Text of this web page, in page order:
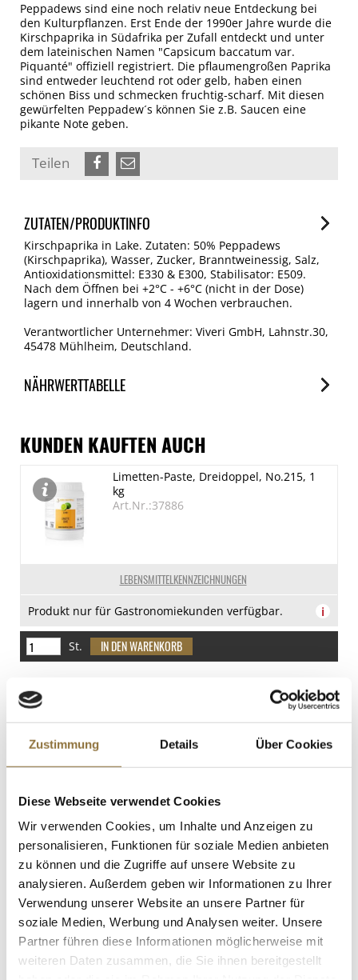
Zustimmung Details Über Cookies
Diese Webseite verwendet Cookies
Wir verwenden Cookies, um Inhalte und Anzeigen zu
personalisieren, Funktionen für soziale Medien anbieten
zu können und die Zugriffe auf unsere Website zu
analysieren. Außerdem geben wir Informationen zu Ihrer
Verwendung unserer Website an unsere Partner für
soziale Medien, Werbung und Analysen weiter. Unsere
Partner führen diese Informationen möglicherweise mit
weiteren Daten zusammen, die Sie ihnen bereitgestellt
Peppadews sind eine noch relativ neue Entdeckung bei
den Kulturpflanzen. Erst Ende der 1990er Jahre wurde die
Kirschpaprika in Südafrika per Zufall entdeckt und unter
dem lateinischen Namen "Capsicum baccatum var.
Piquanté" offiziell registriert. Die pflaumengroßen Paprika
sind entweder leuchtend rot oder gelb, haben einen
schönen Biss und schmecken fruchtig-scharf. Mit diesen
gewürfelten Peppadew´s können Sie z.B. Saucen eine
pikante Note geben.
Teilen
ZUTATEN/PRODUKTINFO
Kirschpaprika in Lake. Zutaten: 50% Peppadews
(Kirschpaprika), Wasser, Zucker, Branntweinessig, Salz,
Antioxidationsmittel: E330 & E300, Stabilisator: E509.
Nach dem Öffnen bei +2°C - +6°C (nicht in der Dose)
lagern und innerhalb von 4 Wochen verbrauchen.
Verantwortlicher Unternehmer: Viveri GmbH, Lahnstr.30,
45478 Mühlheim, Deutschland.
NÄHRWERTTABELLE
je 100g
Brennwert
307 kJ/73 kcal
Fett
0.2 g
17.6 g
davon Zucker
17.2 g
1.1 g
Salz
0.16 g
KUNDEN KAUFTEN AUCH
LEBENSMITTELKENNZEICHNUNGEN
Limetten-Paste, Dreidoppel, No.215, 1
kg
Art.Nr.:37886
Produkt nur für Gastronomiekunden verfügbar. i
St.
Chili-Paste, gelb, Pasta de Aji Amarillo -
€ 5,83
/ kg
St.
Chili Schoten - Jalapenos, geschnitten
(La Costena), 2,8 kg, ATG 1,61 kg
Art.Nr.:53954